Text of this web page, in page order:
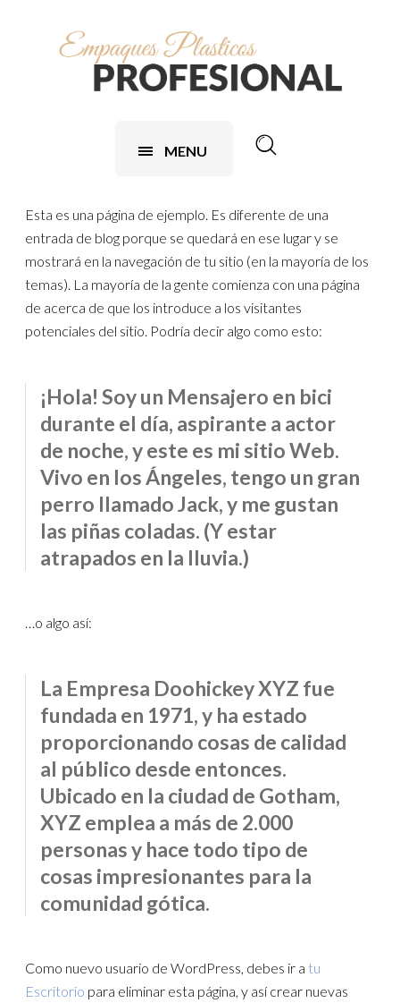
MENU
Esta es una página de ejemplo. Es diferente de una
entrada de blog porque se quedará en ese lugar y se
mostrará en la navegación de tu sitio (en la mayoría de los
temas). La mayoría de la gente comienza con una página
de acerca de que los introduce a los visitantes
potenciales del sitio. Podría decir algo como esto:
¡Hola! Soy un Mensajero en bici
durante el día, aspirante a actor
de noche, y este es mi sitio Web.
Vivo en los Ángeles, tengo un gran
perro llamado Jack, y me gustan
las piñas coladas. (Y estar
atrapados en la lluvia.)
…o algo así:
La Empresa Doohickey XYZ fue
fundada en 1971, y ha estado
proporcionando cosas de calidad
al público desde entonces.
Ubicado en la ciudad de Gotham,
XYZ emplea a más de 2.000
personas y hace todo tipo de
cosas impresionantes para la
comunidad gótica.
Como nuevo usuario de WordPress, debes ir a tu
Escritorio para eliminar esta página, y así crear nuevas